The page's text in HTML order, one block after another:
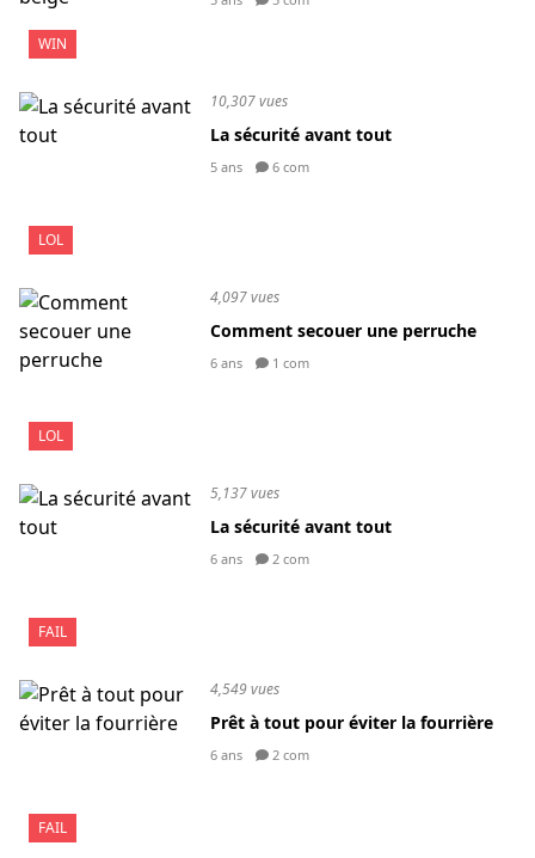
WIN
LOL
10,307 vues
La sécurité avant tout
5 ans 6 com
LOL
4,097 vues
Comment secouer une perruche
6 ans 1 com
FAIL
5,137 vues
La sécurité avant tout
6 ans 2 com
FAIL
4,549 vues
Prêt à tout pour éviter la fourrière
6 ans 2 com